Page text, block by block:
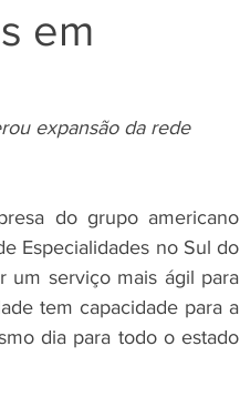
em
expansão da rede
do grupo americano
Especialidades no Sul do
um serviço mais ágil para
tem capacidade para a
dia para todo o estado